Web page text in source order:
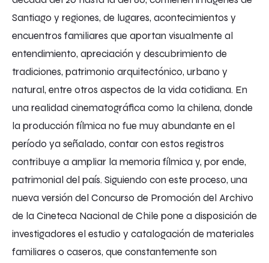
Santiago y regiones, de lugares, acontecimientos y
encuentros familiares que aportan visualmente al
entendimiento, apreciación y descubrimiento de
tradiciones, patrimonio arquitectónico, urbano y
natural, entre otros aspectos de la vida cotidiana. En
una realidad cinematográfica como la chilena, donde
la producción fílmica no fue muy abundante en el
período ya señalado, contar con estos registros
contribuye a ampliar la memoria fílmica y, por ende,
patrimonial del país. Siguiendo con este proceso, una
nueva versión del Concurso de Promoción del Archivo
de la Cineteca Nacional de Chile pone a disposición de
investigadores el estudio y catalogación de materiales
familiares o caseros, que constantemente son